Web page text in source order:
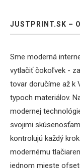
JUSTPRINT.SK –
Sme moderná
vytlačiť čokoľvek -
tovar doručíme až k
typoch materiálov.
modernej
svojimi
kontrolujú každý
modernému
jednom mieste